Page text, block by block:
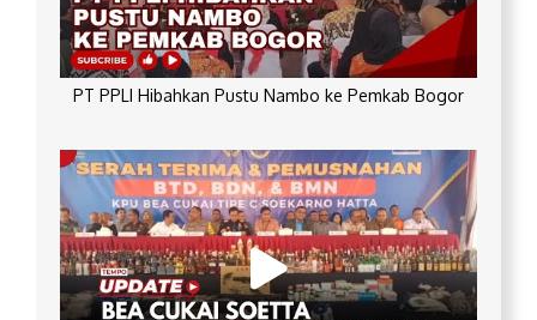
PT PPLI Hibahkan Pustu Nambo ke Pemkab Bogor